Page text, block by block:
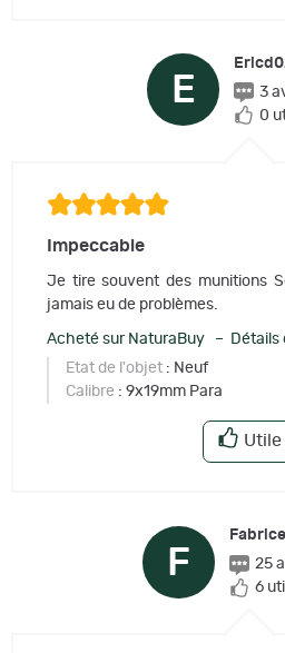
E
3
0
Impeccable
Je tire souvent des munitions
jamais eu de problèmes.
Acheté sur NaturaBuy – Détails
Etat de l'objet : Neuf
Calibre : 9x19mm Para
Utile
F
25
6